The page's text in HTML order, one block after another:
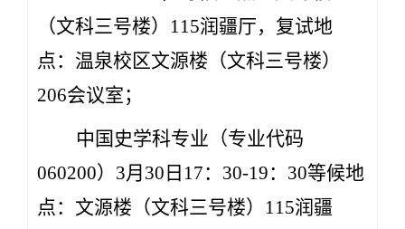
（文科三号楼）115润疆厅，复试地
点：温泉校区文源楼（文科三号楼）
206会议室；
中国史学科专业（专业代码
060200）3月30日17：30-19：30等候地
点：文源楼（文科三号楼）115润疆